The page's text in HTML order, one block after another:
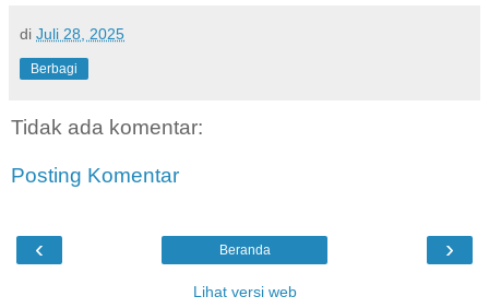
di Juli 28, 2025
Berbagi
Tidak ada komentar:
Posting Komentar
‹ ›
Beranda
Lihat versi web